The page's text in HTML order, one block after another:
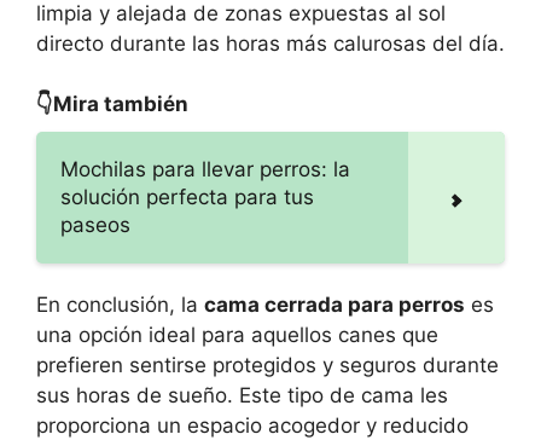
limpia y alejada de zonas expuestas al sol
directo durante las horas más calurosas del día.
👇Mira también
Mochilas para llevar perros: la
solución perfecta para tus
paseos
En conclusión, la cama cerrada para perros es
una opción ideal para aquellos canes que
prefieren sentirse protegidos y seguros durante
sus horas de sueño. Este tipo de cama les
proporciona un espacio acogedor y reducido